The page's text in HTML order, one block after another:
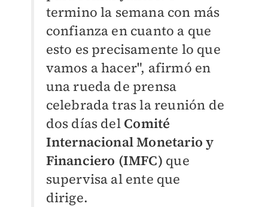
termino la semana con más
confianza en cuanto a que
esto es precisamente lo que
vamos a hacer", afirmó en
una rueda de prensa
celebrada tras la reunión de
dos días del Comité
Internacional Monetario y
Financiero (IMFC) que
supervisa al ente que
dirige.